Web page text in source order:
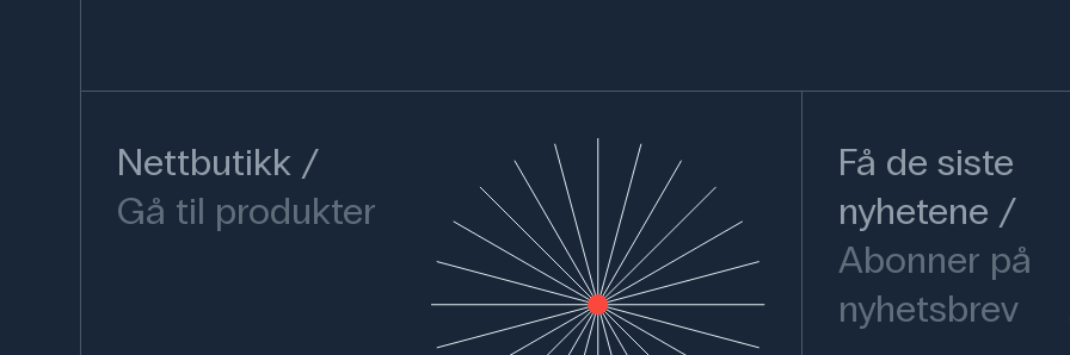
Nettbutikk
Gå til produkter
Få de siste
nyhetene
Abonner på
nyhetsbrev